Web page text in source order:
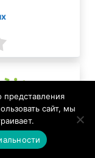
сайт, мы